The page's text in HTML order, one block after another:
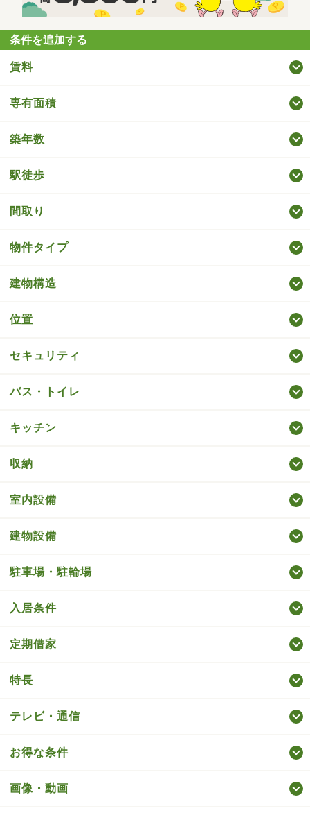
条件を追加する
賃料
専有面積
築年数
駅徒歩
間取り
物件タイプ
建物構造
位置
セキュリティ
バス・トイレ
キッチン
収納
室内設備
建物設備
駐車場・駐輪場
入居条件
定期借家
特長
テレビ・通信
お得な条件
画像・動画